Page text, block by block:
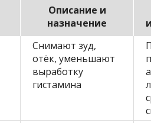
Описание и
назначение
Снимают зуд,
отёк, уменьшают
выработку
гистамина